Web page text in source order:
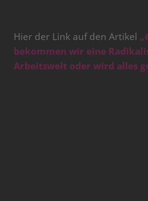
Hier der Link auf den Artikel
bekommen wir eine
Arbeitswelt oder wird alles